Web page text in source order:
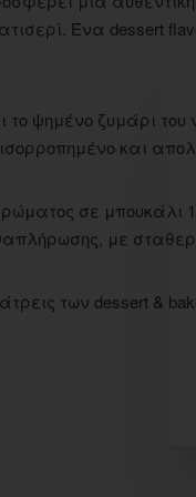
Ένα dessert
το ψημένο ζυμάρι
και
σε μπουκάλι
με
των dessert &